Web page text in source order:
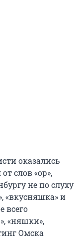
оказались
слов «ор»,
не по слуху
«вкусняшка» и
всего
«няшки»,
Омска